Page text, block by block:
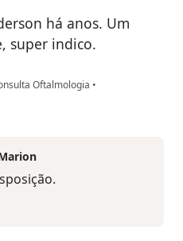
há anos. Um
super indico.
Oftalmologia •